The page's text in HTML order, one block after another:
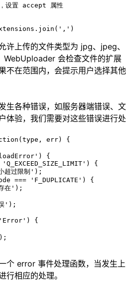
设置 accept 属性
许上传的文件类型为 jpg、jpeg、
会检查文件的扩展
不在范围内，会提示用户选择其他
生各种错误，如服务器端错误、文
体验，我们需要对这些错误进行处
err) {
{
{
限制');
'F_DUPLICATE') {
');
');
{
个 error 事件处理函数，当发生上
行相应的处理。